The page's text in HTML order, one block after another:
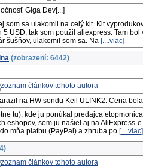
Giga Dev[...]
som sa ulakomil na celý kit. Kit
USD, tak som použil aliexpress. Tam
šušňov, ulakomil som sa. Na [....viac]
(zobrazení: 6442)
na HW sondu Keil ULINK2. Cena
tu), kde ju ponúkal predajca
eshopov, som ju našiel aj na
mňa platbu (PayPal) a zhruba po [....viac]